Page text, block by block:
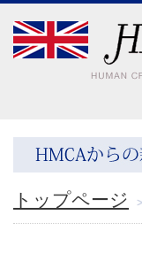
トップページ